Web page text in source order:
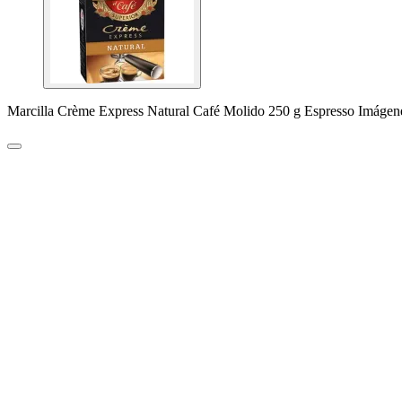
Marcilla Crème Express Natural Café Molido 250 g Espresso